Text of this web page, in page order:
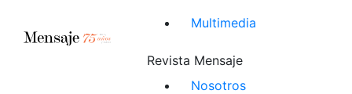
Multimedia
Revista Mensaje
Nosotros